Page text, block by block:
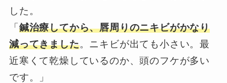
した。
「 鍼治療してから、唇周りのニキビがかなり
減ってきました。ニキビが出ても小さい。最
近寒くて乾燥しているのか、頭のフケが多い
です。」